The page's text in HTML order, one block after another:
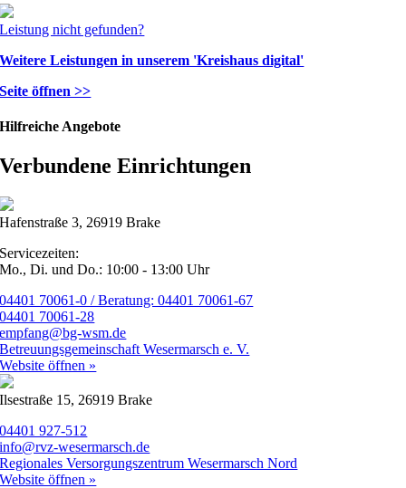
Leistung nicht gefunden?
Weitere Leistungen in unserem 'Kreishaus digital'
Seite öffnen >>
Hilfreiche Angebote
Verbundene Einrichtungen
Hafenstraße 3, 26919 Brake
Servicezeiten:
Mo., Di. und Do.: 10:00 - 13:00 Uhr
04401 70061-0 / Beratung: 04401 70061-67
04401 70061-28
empfang@bg-wsm.de
Betreuungsgemeinschaft Wesermarsch e. V.
Website öffnen »
Ilsestraße 15, 26919 Brake
04401 927-512
info@rvz-wesermarsch.de
Regionales Versorgungszentrum Wesermarsch Nord
Website öffnen »